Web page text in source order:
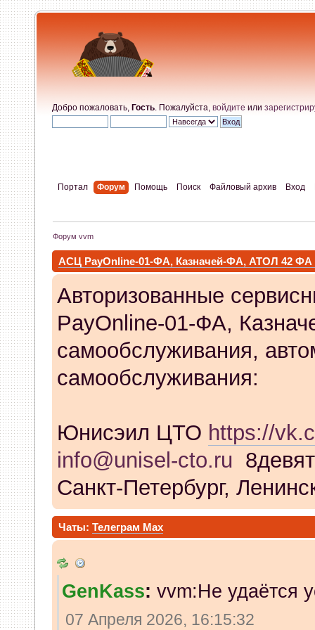
Добро пожаловать, Гость . Пожалуйста, войдите или
Портал Форум Помощь Поиск Файловый архив Вход
Форум vvm
АСЦ PayOnline-01-ФА, Казначей-ФА, АТОЛ 42 ФА
Авторизованные
PayOnline-01-ФА,
самообслуживания,
самообслуживания:
Юнисэил ЦТО https://
info@unisel-cto.ru
Санкт-Петербург,
Чаты:Телеграм Max
GenKass: vvm:Не удаётся
07 Апреля 2026, 16:15:32